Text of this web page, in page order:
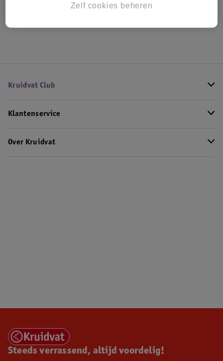
Kruidvat Club
Klantenservice
Over Kruidvat
Steeds verrassend, altijd voordelig!
Zelf cookies beheren